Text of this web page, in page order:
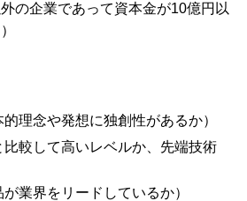
の企業であって資本金が10億円以
理念や発想に独創性があるか）
較して高いレベルか、先端技術
業界をリードしているか）